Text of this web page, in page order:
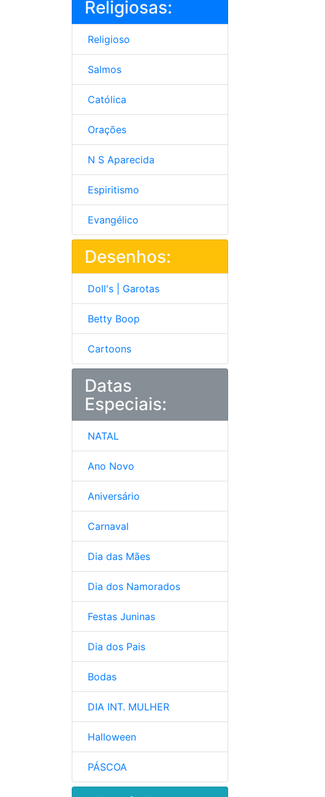
Religiosas:
Religioso
Salmos
Católica
Orações
N S Aparecida
Espiritismo
Evangélico
Desenhos:
Doll's | Garotas
Betty Boop
Cartoons
Datas
Especiais:
NATAL
Ano Novo
Aniversário
Carnaval
Dia das Mães
Dia dos Namorados
Festas Juninas
Dia dos Pais
Bodas
DIA INT. MULHER
Halloween
PÁSCOA